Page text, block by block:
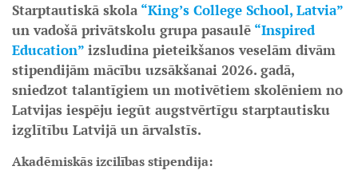
Starptautiskā skola“King’s College School, Latvia”
un vadošā privātskolu grupa pasaulē “Inspired
Education” izsludina pieteikšanos veselām divām
stipendijām mācību uzsākšanai 2026. gadā,
sniedzot talantīgiem un motivētiem skolēniem no
Latvijas iespēju iegūt augstvērtīgu starptautisku
izglītību Latvijā un ārvalstīs.
Akadēmiskās izcilības stipendija: